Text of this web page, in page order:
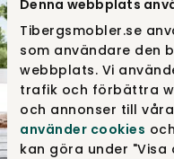
Denna webbplats
Tibergsmobler.se
som användare den
webbplats. Vi
trafik och förbättra
och annonser till
använder cookies
kan göra under "Visa